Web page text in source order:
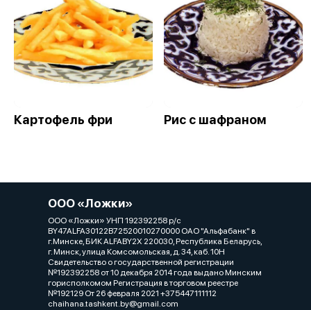
Картофель фри Рис с шафраном
ООО «Ложки»
ООО «Ложки» УНП 192392258 р/с
BY47ALFA30122B72520010270000 ОАО "Альфабанк" в
г.Минске, БИК ALFABY2X 220030, Республика Беларусь,
г. Минск, улица Комсомольская, д. 34, каб. 10Н
Свидетельство о государственной регистрации
№192392258 от 10 декабря 2014 года выдано Минским
горисполкомом Регистрация в торговом реестре
№192129 От 26 февраля 2021 +375447111112
chaihana.tashkent.by@gmail.com